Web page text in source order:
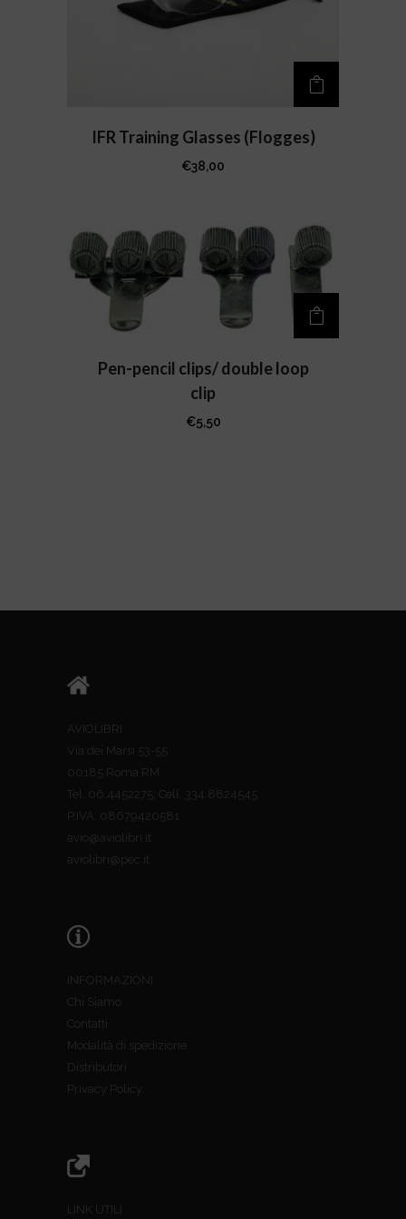
IFR Training Glasses (Flogges)
€38,00
Pen-pencil clips/ double loop
clip
€5,50
AVIOLIBRI
Via dei Marsi 53-55
00185 Roma RM
Tel. 06.4452275; Cell. 334.8824545
P.IVA: 08679420581
avio@aviolibri.it
aviolibri@pec.it
INFORMAZIONI
Chi Siamo
Contatti
Modalità di spedizione
Distributori
Privacy Policy
LINK UTILI